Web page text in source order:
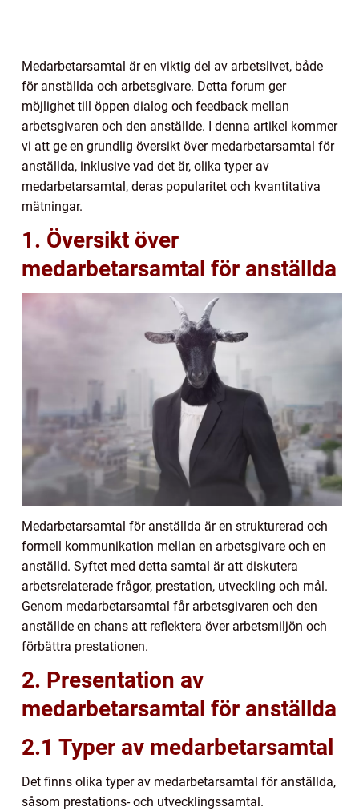
Medarbetarsamtal är en viktig del av arbetslivet, både
för anställda och arbetsgivare. Detta forum ger
möjlighet till öppen dialog och feedback mellan
arbetsgivaren och den anställde. I denna artikel kommer
vi att ge en grundlig översikt över medarbetarsamtal för
anställda, inklusive vad det är, olika typer av
medarbetarsamtal, deras popularitet och kvantitativa
mätningar.
1. Översikt över
medarbetarsamtal för anställda
Medarbetarsamtal för anställda är en strukturerad och
formell kommunikation mellan en arbetsgivare och en
anställd. Syftet med detta samtal är att diskutera
arbetsrelaterade frågor, prestation, utveckling och mål.
Genom medarbetarsamtal får arbetsgivaren och den
anställde en chans att reflektera över arbetsmiljön och
förbättra prestationen.
2. Presentation av
medarbetarsamtal för anställda
2.1 Typer av medarbetarsamtal
Det finns olika typer av medarbetarsamtal för anställda,
såsom prestations- och utvecklingssamtal.